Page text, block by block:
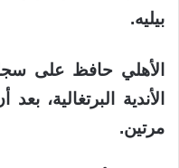
بيليه.
الأهلي حافظ على
الأندية البرتغالية،
مرتين.